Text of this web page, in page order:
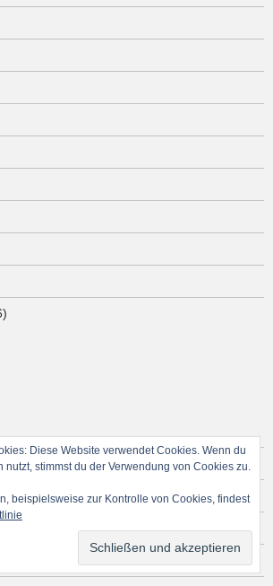
Diese Website verwendet Cookies. Wenn du
nutzt, stimmst du der Verwendung von Cookies zu.
beispielsweise zur Kontrolle von Cookies, findest